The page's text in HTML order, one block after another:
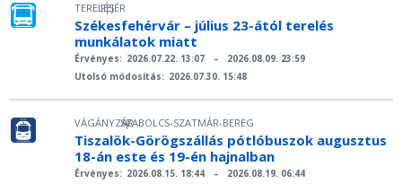
TERELÉS
|
FEJÉR
Székesfehérvár – július 23-ától terelés
munkálatok miatt
Érvényes: 2026.07.22. 13:07 –
2026.08.09. 23:59
Utolsó módosítás: 2026.07.30. 15:48
VÁGÁNYZÁR
|
SZABOLCS-SZATMÁR-BEREG
Tiszalök-Görögszállás pótlóbuszok augusztus
18-án este és 19-én hajnalban
Érvényes: 2026.08.15. 18:44 –
2026.08.19. 06:44